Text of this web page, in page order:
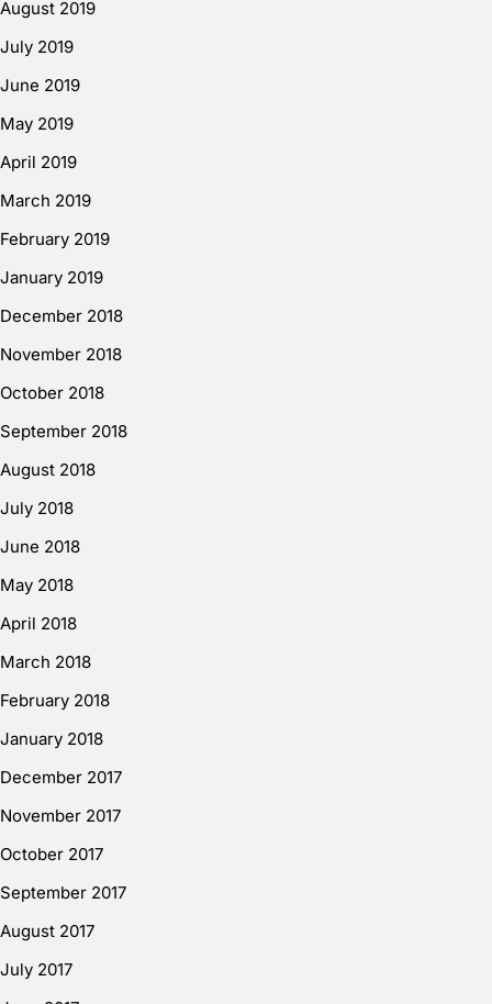
August 2019
July 2019
June 2019
May 2019
April 2019
March 2019
February 2019
January 2019
December 2018
November 2018
October 2018
September 2018
August 2018
July 2018
June 2018
May 2018
April 2018
March 2018
February 2018
January 2018
December 2017
November 2017
October 2017
September 2017
August 2017
July 2017